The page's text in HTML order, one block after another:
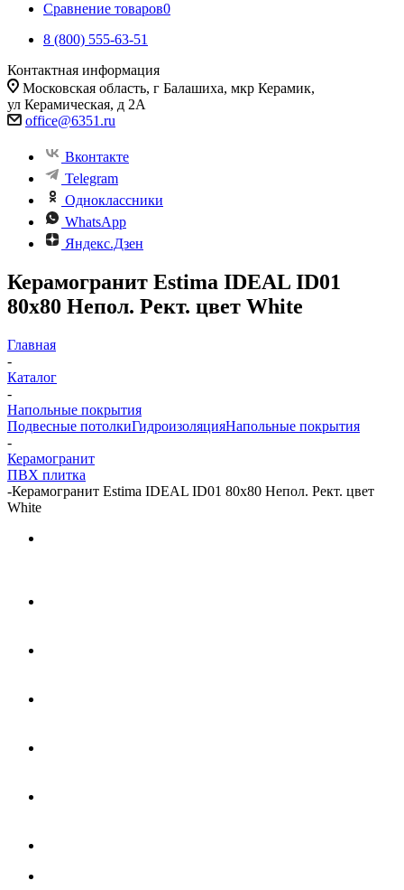
Сравнение товаров0
8 (800) 555-63-51
Контактная информация
Московская область, г Балашиха, мкр Керамик,
ул Керамическая, д 2А
office@6351.ru
Вконтакте
Telegram
Одноклассники
WhatsApp
Яндекс.Дзен
Керамогранит Estima IDEAL ID01
80x80 Непол. Рект. цвет White
Главная
-
Каталог
-
Напольные покрытия
Подвесные потолкиГидроизоляцияНапольные покрытия
-
Керамогранит
ПВХ плитка
-Керамогранит Estima IDEAL ID01 80x80 Непол. Рект. цвет
White